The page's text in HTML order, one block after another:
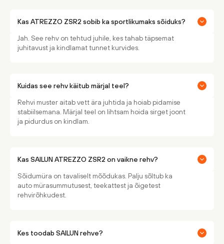
Kas ATREZZO ZSR2 sobib ka sportlikumaks sõiduks?
Jah. See rehv on tehtud juhile, kes tahab täpsemat
juhitavust ja kindlamat tunnet kurvides.
Kuidas see rehv käitub märjal teel?
Rehvi muster aitab vett ära juhtida ja hoiab pidamise
stabiilsemana. Märjal teel on lihtsam hoida sirget joont
ja pidurdus on kindlam.
Kas SAILUN ATREZZO ZSR2 on vaikne rehv?
Sõidumüra on tavaliselt mõõdukas. Palju sõltub ka
auto mürasummutusest, teekattest ja õigetest
rehvirõhkudest.
Kes toodab SAILUN rehve?